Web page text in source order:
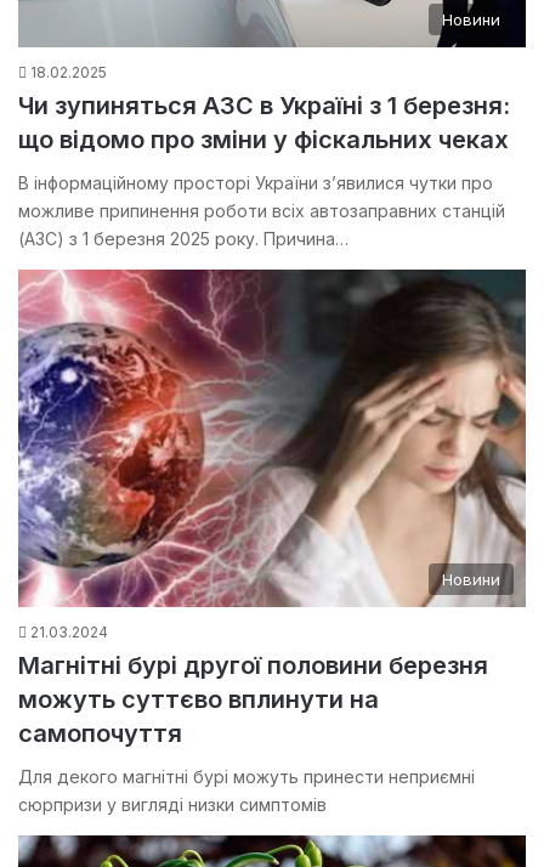
Новини
18.02.2025
Чи зупиняться АЗС в Україні з 1 березня:
що відомо про зміни у фіскальних чеках
В інформаційному просторі України з’явилися чутки про
можливе припинення роботи всіх автозаправних станцій
(АЗС) з 1 березня 2025 року. Причина…
Новини
21.03.2024
Магнітні бурі другої половини березня
можуть суттєво вплинути на
самопочуття
Для декого магнітні бурі можуть принести неприємні
сюрпризи у вигляді низки симптомів